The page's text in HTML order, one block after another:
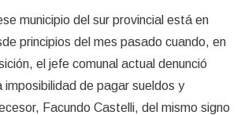
municipio del sur provincial está en
principios del mes pasado cuando, en
el jefe comunal actual denunció
imposibilidad de pagar sueldos y
Facundo Castelli, del mismo signo